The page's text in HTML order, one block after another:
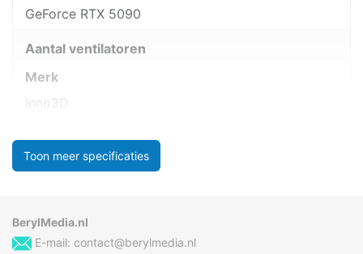
GeForce RTX 5090
Aantal ventilatoren
Merk
Inno3D
Toon meer specificaties
BerylMedia.nl
E-mail: contact@berylmedia.nl